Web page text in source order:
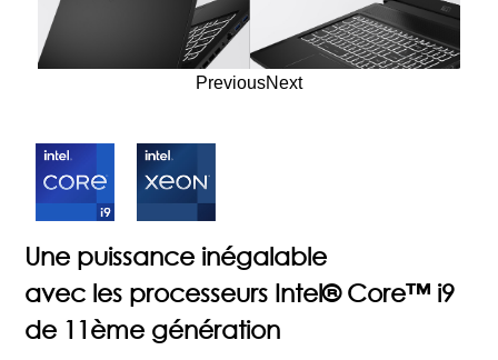
PreviousNext
Une puissance inégalable
avec les processeurs Intel® Core™ i9
de 11ème génération